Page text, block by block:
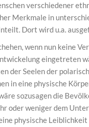
verschiedener
Merkmale in
Dort wird u.a.
wenn nun keine
eingetreten
der Seelen der
in eine physische
sozusagen die
oder weniger dem
physische Leiblichkeit